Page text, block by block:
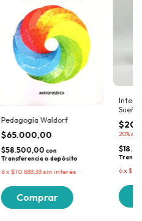
Pedagogía Waldorf
$65.000,00
$58.500,00 con
Transferencia o depósito
6x $10.833,33sin interés
20%
6x